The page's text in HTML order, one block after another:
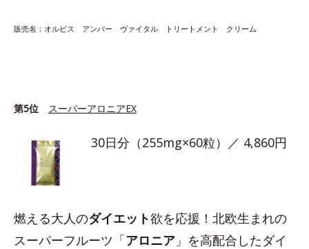
販売名：オルビス アンバー ヴァイタル トリートメント クリーム
第5位 スーパーアロニアEX
30日分（255mg×60粒）／ 4,860円
燃える大人のダイエット欲を応援！北欧生まれの
スーパーフルーツ「アロニア 」を高配合したダイ